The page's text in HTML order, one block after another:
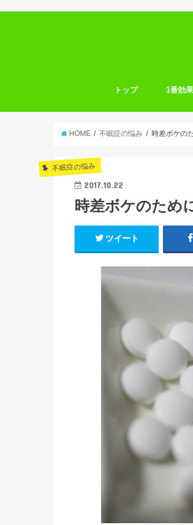
トップ 1番効
HOME 不眠症の悩み 時差ボケの
不眠症の悩み
2017.10.22
時差ボケのため
ツイート